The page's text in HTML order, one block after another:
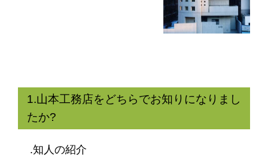
1.山本工務店をどちらでお知りになりまし
たか?
.知人の紹介